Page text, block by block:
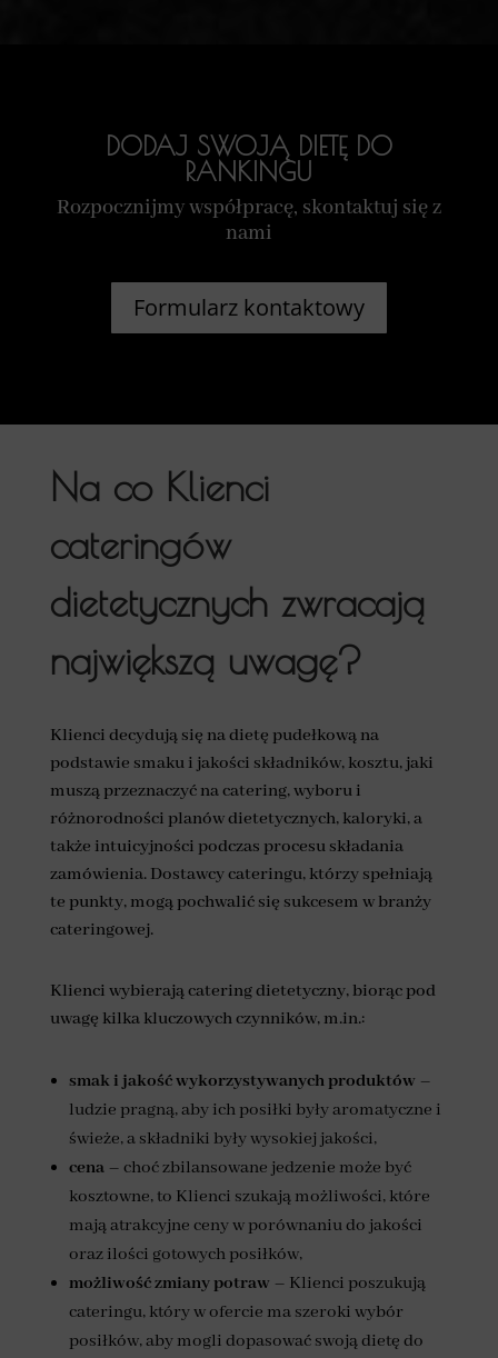
DODAJ SWOJĄ DIETĘ DO
RANKINGU
Rozpocznijmy współpracę, skontaktuj się z
nami
Formularz kontaktowy
Na co Klienci
cateringów
dietetycznych zwracają
największą uwagę?
Klienci decydują się na dietę pudełkową na
podstawie smaku i jakości składników, kosztu, jaki
muszą przeznaczyć na catering, wyboru i
różnorodności planów dietetycznych, kaloryki, a
także intuicyjności podczas procesu składania
zamówienia. Dostawcy cateringu, którzy spełniają
te punkty, mogą pochwalić się sukcesem w branży
cateringowej.
Klienci wybierają catering dietetyczny, biorąc pod
uwagę kilka kluczowych czynników, m.in.:
smak i jakość wykorzystywanych produktów –
ludzie pragną, aby ich posiłki były aromatyczne i
świeże, a składniki były wysokiej jakości,
cena– choć zbilansowane jedzenie może być
kosztowne, to Klienci szukają możliwości, które
mają atrakcyjne ceny w porównaniu do jakości
oraz ilości gotowych posiłków,
możliwość zmiany potraw – Klienci poszukują
cateringu, który w ofercie ma szeroki wybór
posiłków, aby mogli dopasować swoją dietę do